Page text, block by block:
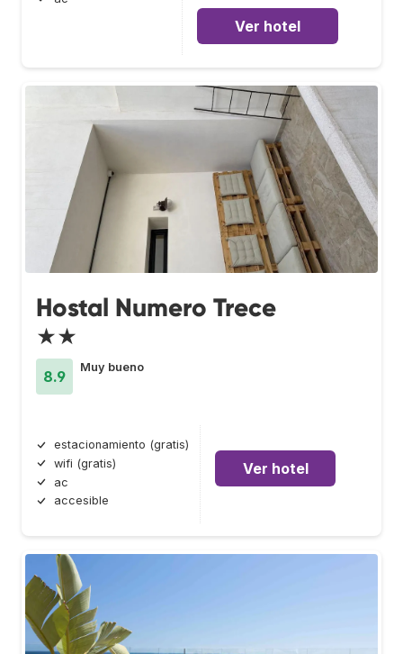
Ver hotel
Hostal Numero Trece
★★
8.9
Muy bueno
estacionamiento (gratis)
wifi (gratis)
ac
accesible
Ver hotel